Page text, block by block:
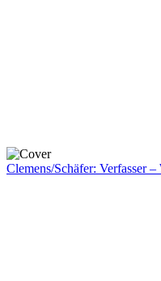
Clemens/Schäfer: Verfasser